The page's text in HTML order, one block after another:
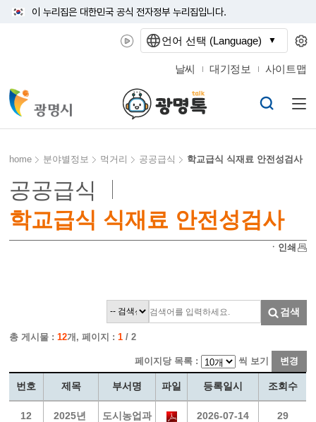
이 누리집은 대한민국 공식 전자정부 누리집입니다.
날씨 대기정보 사이트맵
home 분야별정보 먹거리 공공급식 학교급식 식재료 안전성검사
공공급식
학교급식 식재료 안전성검사
ㆍ인쇄
검색
총 게시물 :12개, 페이지 :1 / 2
페이지당 목록 : 씩 보기 변경
번호 제목 부서명 파일 등록일시 조회수
12
2025년
도시농업과 2026-07-14 29
언어 선택 (Language)